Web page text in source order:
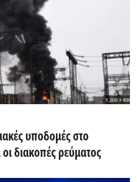
υποδομές στο
διακοπές ρεύματος